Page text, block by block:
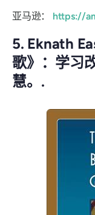
亚马逊： https://
5. Eknath
歌》：学习
慧。.